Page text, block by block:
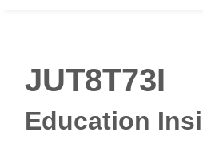
JUT8T73I
Education